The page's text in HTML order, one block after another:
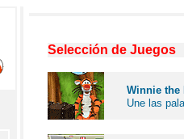
Selección de Juegos
Winnie the
Une las